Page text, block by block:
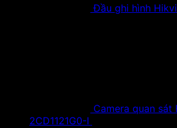
Đầu ghi hình
Camera quan sát
2CD1121G0-I